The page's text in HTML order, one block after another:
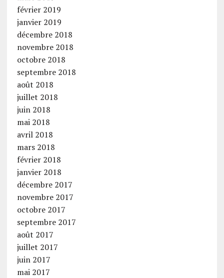
février 2019
janvier 2019
décembre 2018
novembre 2018
octobre 2018
septembre 2018
août 2018
juillet 2018
juin 2018
mai 2018
avril 2018
mars 2018
février 2018
janvier 2018
décembre 2017
novembre 2017
octobre 2017
septembre 2017
août 2017
juillet 2017
juin 2017
mai 2017